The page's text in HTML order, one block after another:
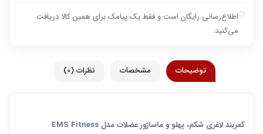
اطلاع‌رسانی رایگان است و فقط یک پیامک برای همین کالا دریافت
می‌کنید.
توضیحات مشخصات نظرات (0)
کمربند لاغری شکم، پهلو و ماساژور عضلات مدل EMS Fitness